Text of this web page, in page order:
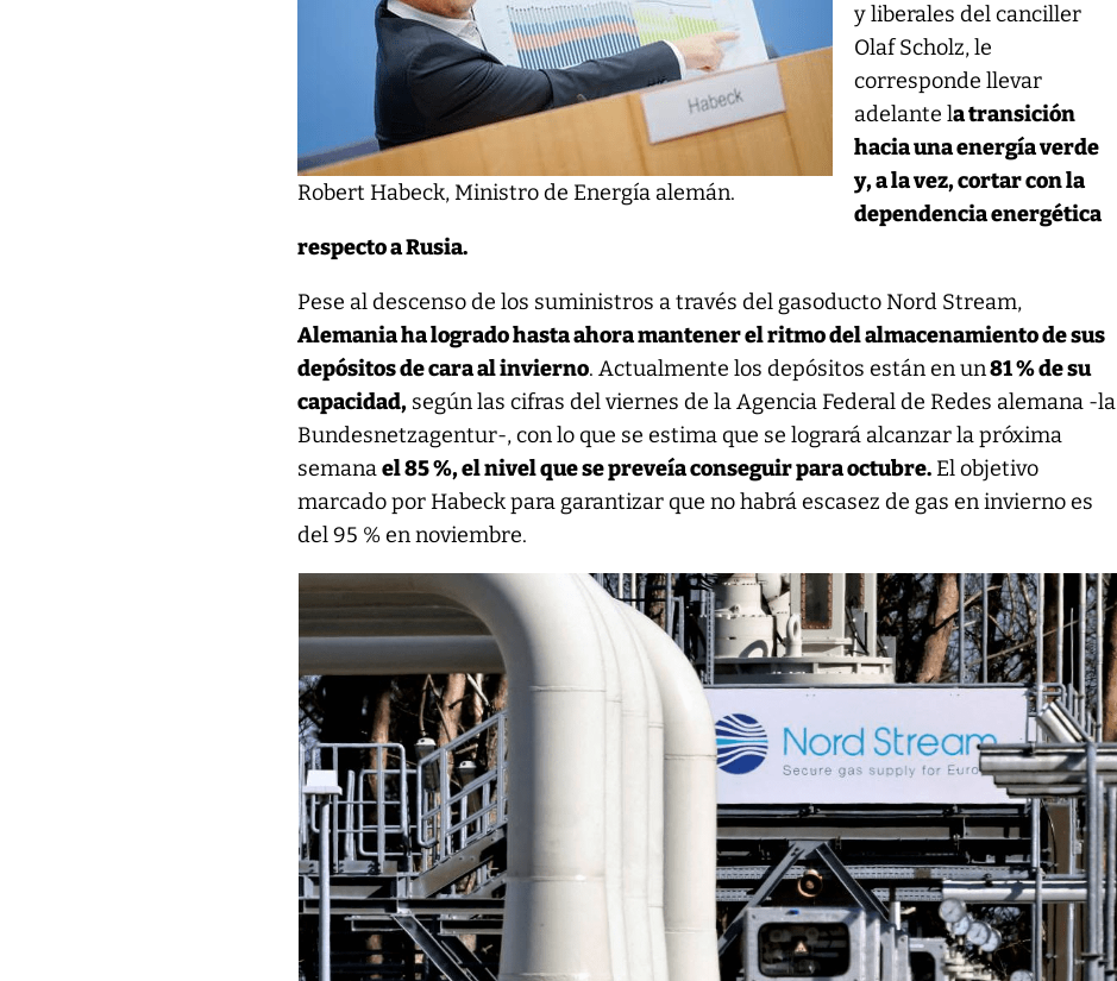
Robert Habeck, Ministro de Energía alemán.
y liberales del canciller
Olaf Scholz, le
corresponde llevar
adelante la transición
hacia una energía verde
y, a la vez, cortar con la
dependencia energética
respecto a Rusia.
Pese al descenso de los suministros a través del gasoducto Nord Stream,
Alemania ha logrado hasta ahora mantener el ritmo del almacenamiento de sus
depósitos de cara al invierno. Actualmente los depósitos están en un81 % de su
capacidad, según las cifras del viernes de la Agencia Federal de Redes alemana -la
Bundesnetzagentur-, con lo que se estima que se logrará alcanzar la próxima
semanael 85 %, el nivel que se preveía conseguir para octubre.El objetivo
marcado por Habeck para garantizar que no habrá escasez de gas en invierno es
del 95 % en noviembre.